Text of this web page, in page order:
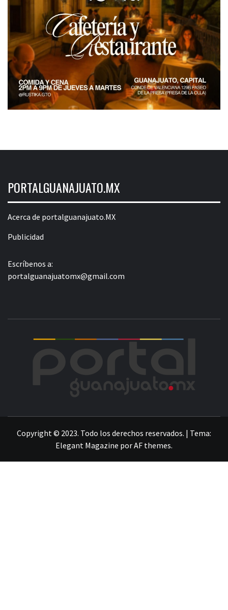
PORTALGUANAJUATO.MX
Acerca de portalguanajuato.MX
Publicidad
Escríbenos a:
portalguanajuatomx@gmail.com
Copyright © 2023. Todo los derechos reservados. | Tema:
Elegant Magazine porAF themes.